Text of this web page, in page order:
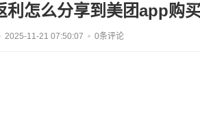
怎么分享到美团app购买
2025-11-21 07:50:07 0条评论